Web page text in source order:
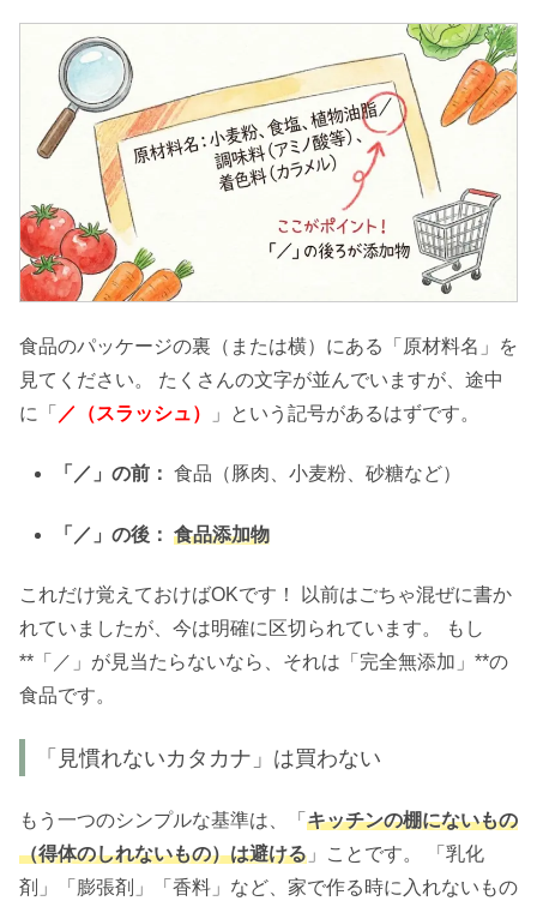
食品のパッケージの裏（または横）にある「原材料名」を
見てください。 たくさんの文字が並んでいますが、途中
に「 ／（スラッシュ） 」という記号があるはずです。
「／」の前： 食品（豚肉、小麦粉、砂糖など）
「／」の後： 食品添加物
これだけ覚えておけばOKです！ 以前はごちゃ混ぜに書か
れていましたが、今は明確に区切られています。 もし
**「／」が見当たらないなら、それは「完全無添加」**の
食品です。
「見慣れないカタカナ」は買わない
もう一つのシンプルな基準は、「 キッチンの棚にないもの
（得体のしれないもの）は避ける 」ことです。 「乳化
剤」「膨張剤」「香料」など、家で作る時に入れないもの